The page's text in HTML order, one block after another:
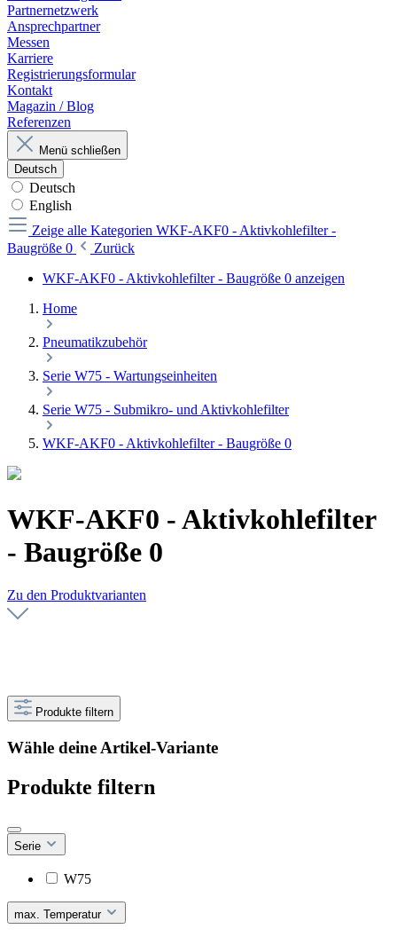
Partnernetzwerk
Ansprechpartner
Messen
Karriere
Registrierungsformular
Kontakt
Magazin / Blog
Referenzen
Menü schließen
Deutsch
Deutsch
English
Zeige alle Kategorien WKF-AKF0 - Aktivkohlefilter -
Baugröße 0
Zurück
WKF-AKF0 - Aktivkohlefilter - Baugröße 0 anzeigen
Home
Pneumatikzubehör
Serie W75 - Wartungseinheiten
Serie W75 - Submikro- und Aktivkohlefilter
WKF-AKF0 - Aktivkohlefilter - Baugröße 0
WKF-AKF0 - Aktivkohlefilter
- Baugröße 0
Zu den Produktvarianten
Produkte filtern
Wähle deine Artikel-Variante
Produkte filtern
Serie
W75
max. Temperatur